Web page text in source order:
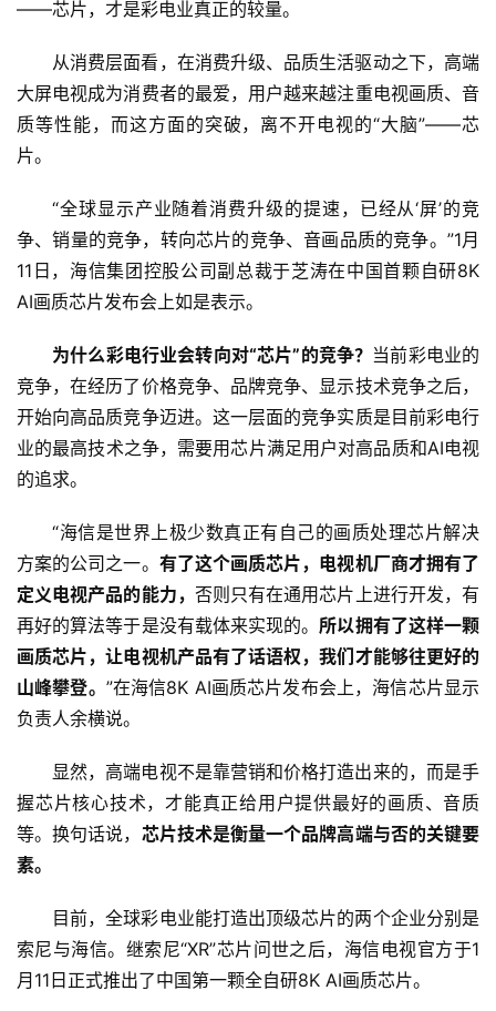
——芯片，才是彩电业真正的较量。
从消费层面看，在消费升级、品质生活驱动之下，高端
大屏电视成为消费者的最爱，用户越来越注重电视画质、音
质等性能，而这方面的突破，离不开电视的“大脑”——芯
片。
“全球显示产业随着消费升级的提速，已经从‘屏’的竞
争、销量的竞争，转向芯片的竞争、音画品质的竞争。”1月
11日，海信集团控股公司副总裁于芝涛在中国首颗自研8K
AI画质芯片发布会上如是表示。
为什么彩电行业会转向对“芯片”的竞争？ 当前彩电业的
竞争，在经历了价格竞争、品牌竞争、显示技术竞争之后，
开始向高品质竞争迈进。这一层面的竞争实质是目前彩电行
业的最高技术之争，需要用芯片满足用户对高品质和AI电视
的追求。
“海信是世界上极少数真正有自己的画质处理芯片解决
方案的公司之一。 有了这个画质芯片，电视机厂商才拥有了
定义电视产品的能力， 否则只有在通用芯片上进行开发，有
再好的算法等于是没有载体来实现的。所以拥有了这样一颗
画质芯片，让电视机产品有了话语权，我们才能够往更好的
山峰攀登。 ”在海信8K AI画质芯片发布会上，海信芯片显示
负责人余横说。
显然，高端电视不是靠营销和价格打造出来的，而是手
握芯片核心技术，才能真正给用户提供最好的画质、音质
等。换句话说， 芯片技术是衡量一个品牌高端与否的关键要
素。
目前，全球彩电业能打造出顶级芯片的两个企业分别是
索尼与海信。继索尼“XR”芯片问世之后，海信电视官方于1
月11日正式推出了中国第一颗全自研8K AI画质芯片。